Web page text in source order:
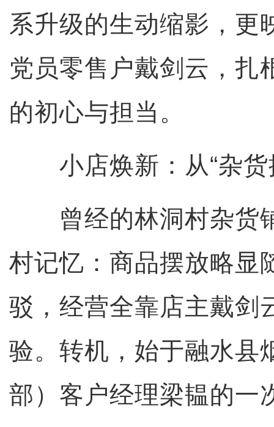
系升级的生动缩影，更
党员零售户戴剑云，扎
的初心与担当。
小店焕新：从“杂货
曾经的林洞村杂货
村记忆：商品摆放略显
驳，经营全靠店主戴剑
验。转机，始于融水县
部）客户经理梁韫的一